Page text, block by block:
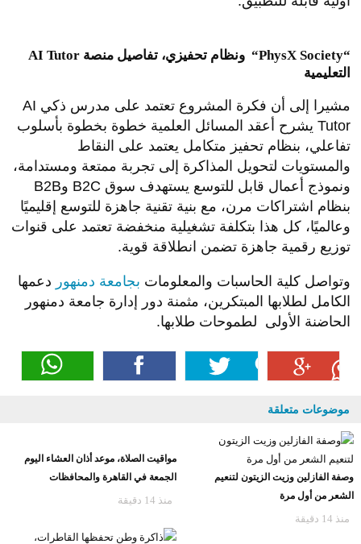
AI Tutor ونظام تحفيزي، تفاصيل منصة “PhysX Society“
التعليمية
مشيرا إلى أن فكرة المشروع تعتمد على مدرس ذكي AI
Tutor يشرح أعقد المسائل العلمية خطوة بخطوة بأسلوب
تفاعلي، بنظام تحفيز متكامل يعتمد على النقاط
والمستويات لتحويل المذاكرة إلى تجربة ممتعة ومستدامة،
ونموذج أعمال قابل للتوسع يستهدف سوق B2C وB2B
بنظام اشتراكات مرن، مع بنية تقنية جاهزة للتوسع إقليميًا
وعالميًا، كل هذا بتكلفة تشغيلية منخفضة تعتمد على قنوات
توزيع رقمية جاهزة تضمن انطلاقة قوية.
وتواصل كلية الحاسبات والمعلومات بجامعة دمنهور دعمها
الكامل لطلابها المبتكرين، مثمنة دور إدارة جامعة دمنهور
الحاضنة الأولى لطموحات طلابها.
موضوعات متعلقة
وصفة الفازلين وزيت الزيتون لتنعيم
الشعر من أول مرة
منذ 14 دقيقة
مواقيت الصلاة، موعد أذان العشاء اليوم
الجمعة في القاهرة والمحافظات
منذ 14 دقيقة